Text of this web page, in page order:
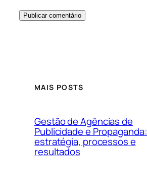
MAIS POSTS
Gestão de Agências de
Publicidade e Propaganda:
estratégia, processos e
resultados